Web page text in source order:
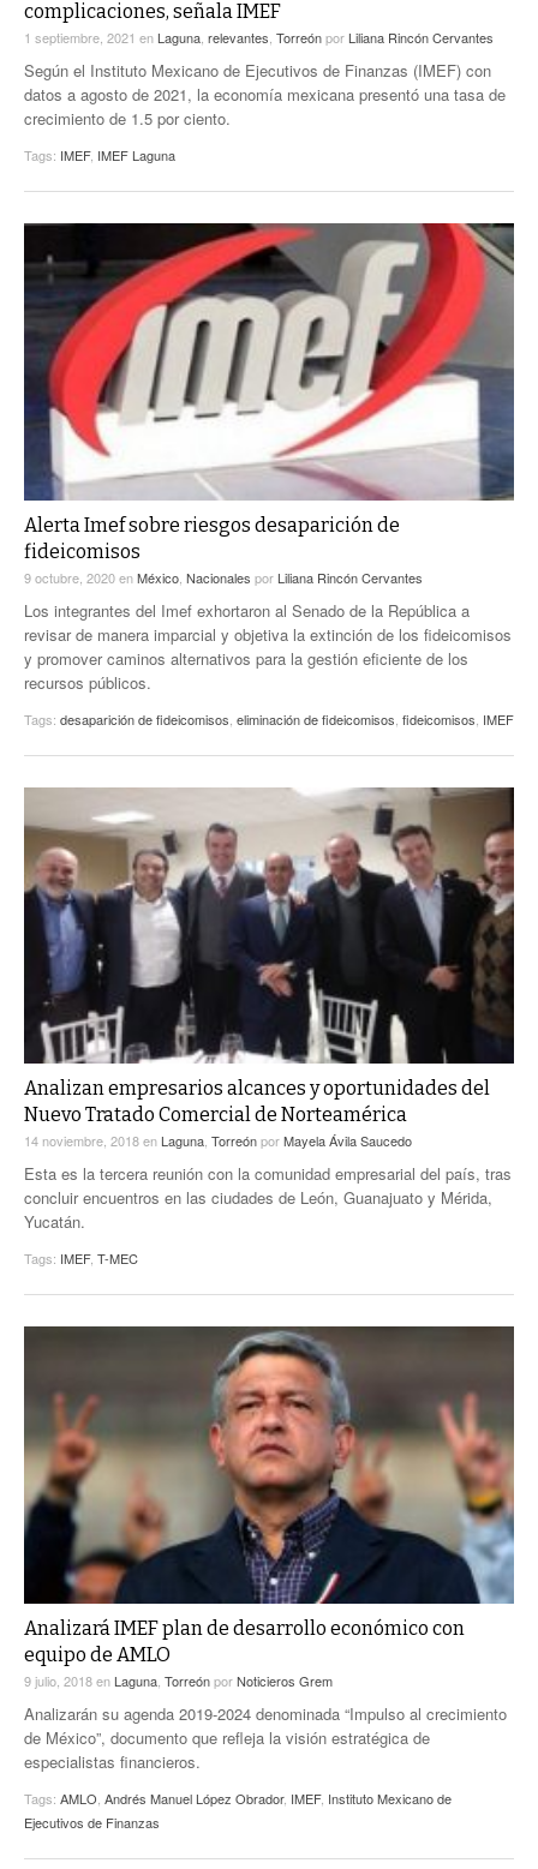
complicaciones, señala IMEF
1 septiembre, 2021 en Laguna relevantes Torreónpor Liliana Rincón Cervantes
Según el Instituto Mexicano de Ejecutivos de Finanzas (IMEF) con
datos a agosto de 2021, la economía mexicana presentó una tasa de
crecimiento de 1.5 por ciento.
Tags: IMEF, IMEF Laguna
Alerta Imef sobre riesgos desaparición de
fideicomisos
9 octubre, 2020enMéxico Nacionales por Liliana Rincón Cervantes
Los integrantes del Imef exhortaron al Senado de la República a
revisar de manera imparcial y objetiva la extinción de los fideicomisos
y promover caminos alternativos para la gestión eficiente de los
recursos públicos.
Tags: desaparición de fideicomisos eliminación de fideicomisos fideicomisos IMEF
Analizan empresarios alcances y oportunidades del
Nuevo Tratado Comercial de Norteamérica
14 noviembre, 2018en Laguna, TorreónporMayela Ávila Saucedo
Esta es la tercera reunión con la comunidad empresarial del país, tras
concluir encuentros en las ciudades de León, Guanajuato y Mérida,
Yucatán.
Tags: IMEF, T-MEC
Analizará IMEF plan de desarrollo económico con
equipo de AMLO
9 julio, 2018en Laguna TorreónporNoticieros Grem
Analizarán su agenda 2019-2024 denominada “Impulso al crecimiento
de México”, documento que refleja la visión estratégica de
especialistas financieros.
Tags: AMLO Andrés Manuel López Obrador, IMEF, Instituto Mexicano de
Ejecutivos de Finanzas